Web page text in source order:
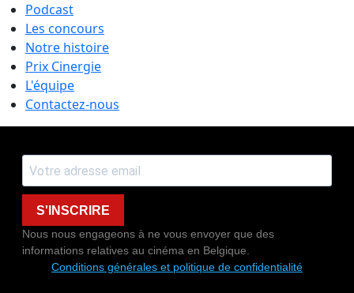
Podcast
Les concours
Notre histoire
Prix Cinergie
L'équipe
Contactez-nous
S'INSCRIRE
Nous nous engageons à ne vous envoyer que des
informations relatives au cinéma en Belgique.
Conditions générales et politique de confidentialité